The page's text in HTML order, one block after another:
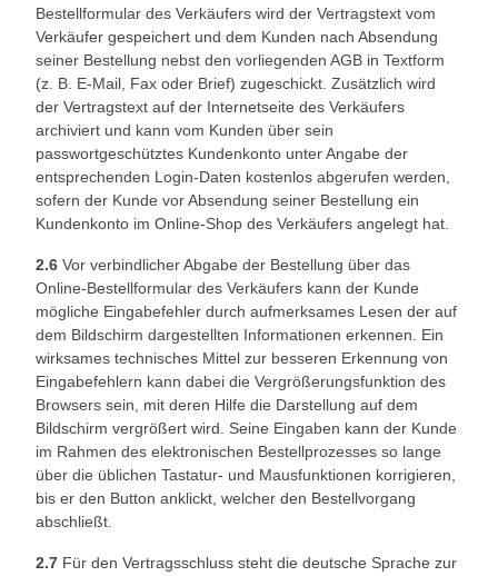
Bestellformular des Verkäufers wird der Vertragstext vom
Verkäufer gespeichert und dem Kunden nach Absendung
seiner Bestellung nebst den vorliegenden AGB in Textform
(z. B. E-Mail, Fax oder Brief) zugeschickt. Zusätzlich wird
der Vertragstext auf der Internetseite des Verkäufers
archiviert und kann vom Kunden über sein
passwortgeschütztes Kundenkonto unter Angabe der
entsprechenden Login-Daten kostenlos abgerufen werden,
sofern der Kunde vor Absendung seiner Bestellung ein
Kundenkonto im Online-Shop des Verkäufers angelegt hat.
2.6 Vor verbindlicher Abgabe der Bestellung über das
Online-Bestellformular des Verkäufers kann der Kunde
mögliche Eingabefehler durch aufmerksames Lesen der auf
dem Bildschirm dargestellten Informationen erkennen. Ein
wirksames technisches Mittel zur besseren Erkennung von
Eingabefehlern kann dabei die Vergrößerungsfunktion des
Browsers sein, mit deren Hilfe die Darstellung auf dem
Bildschirm vergrößert wird. Seine Eingaben kann der Kunde
im Rahmen des elektronischen Bestellprozesses so lange
über die üblichen Tastatur- und Mausfunktionen korrigieren,
bis er den Button anklickt, welcher den Bestellvorgang
abschließt.
2.7 Für den Vertragsschluss steht die deutsche Sprache zur